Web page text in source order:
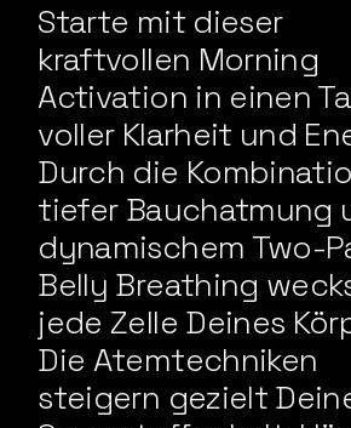
Starte mit dieser
kraftvollen Morning
Activation in einen
voller Klarheit und
Durch die
tiefer Bauchatmung
dynamischem Two-
Belly Breathing
jede Zelle Deines
Die Atemtechniken
steigern gezielt